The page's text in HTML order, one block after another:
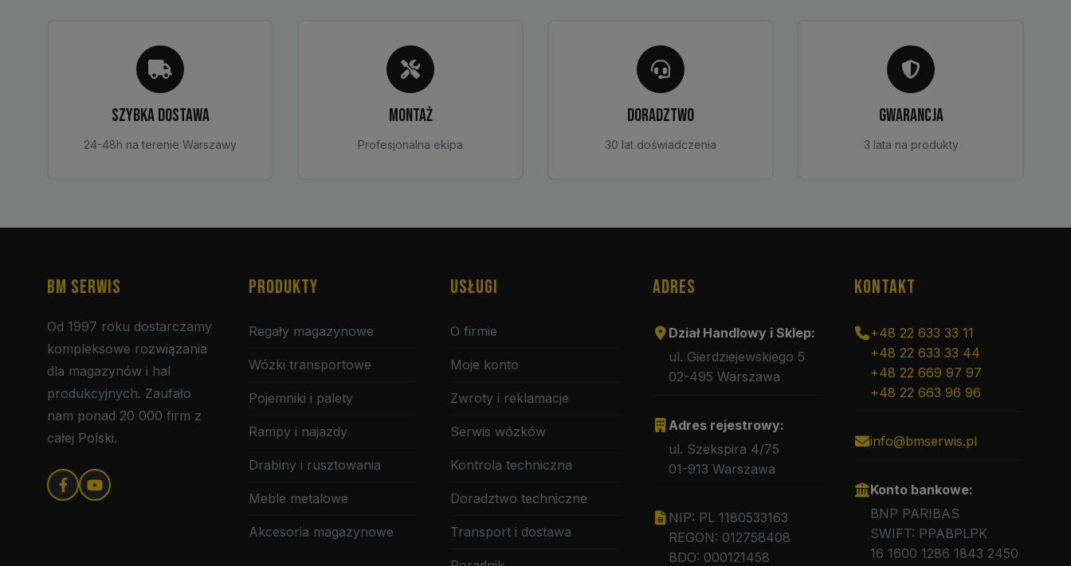
SZYBKA DOSTAWA
24-48h na terenie Warszawy
MONTAŻ
Profesjonalna ekipa
DORADZTWO
30 lat doświadczenia
GWARANCJA
3 lata na produkty
BM SERWIS
Od 1997 roku dostarczamy
kompleksowe rozwiązania
dla magazynów i hal
produkcyjnych. Zaufało
nam ponad 20 000 firm z
całej Polski.
PRODUKTY
Regały magazynowe
Wózki transportowe
Pojemniki i palety
Rampy i najazdy
Drabiny i rusztowania
Meble metalowe
Akcesoria magazynowe
USŁUGI
O firmie
Moje konto
Zwroty i reklamacje
Serwis wózków
Kontrola techniczna
Doradztwo techniczne
Transport i dostawa
ADRES
Dział Handlowy i Sklep:
ul. Gierdziejewskiego 5
02-495 Warszawa
Adres rejestrowy:
ul. Szekspira 4/75
01-913 Warszawa
NIP: PL 1180533163
REGON: 012758408
BDO: 000121458
KONTAKT
+48 22 633 33 11
+48 22 633 33 44
+48 22 669 97 97
+48 22 663 96 96
info@bmserwis.pl
Konto bankowe:
BNP PARIBAS
SWIFT: PPABPLPK
16 1600 1286 1843 2450